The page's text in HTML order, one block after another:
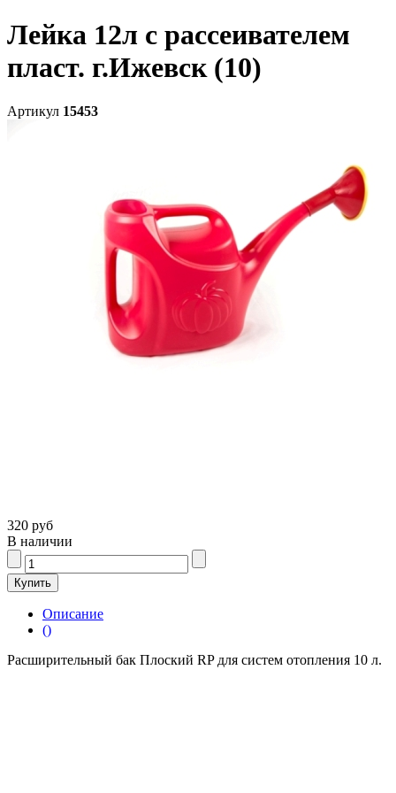
Лейка 12л с рассеивателем
пласт. г.Ижевск (10)
Артикул 15453
320 руб
В наличии
Описание
()
Расширительный бак Плоский RP для систем отопления 10 л.